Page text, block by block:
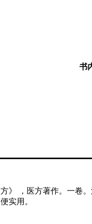
书
方》 ，医方著作。一卷
实用。